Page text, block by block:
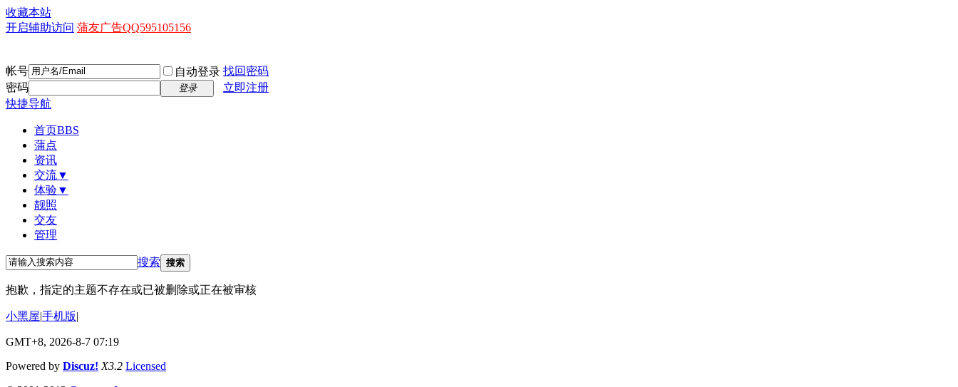
收藏本站
开启辅助访问 蒲友广告QQ595105156
帐号 自动登录 找回密码
密码
登录
立即注册
快捷导航
首页BBS
蒲点
资讯
交流▼
体验▼
靓照
交友
管理
搜索 搜索
抱歉，指定的主题不存在或已被删除或正在被审核
小黑屋|手机版|
GMT+8, 2026-8-7 07:19
Powered by Discuz! X3.2 Licensed